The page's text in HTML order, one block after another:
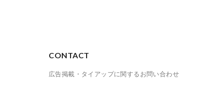
CONTACT
広告掲載・タイアップに関するお問い合わせ